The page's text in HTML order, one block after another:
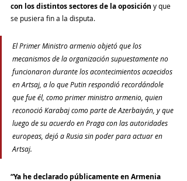
con los distintos sectores de la oposición y que
se pusiera fin a la disputa.
El Primer Ministro armenio objetó que los
mecanismos de la organización supuestamente no
funcionaron durante los acontecimientos acaecidos
en Artsaj, a lo que Putin respondió recordándole
que fue él, como primer ministro armenio, quien
reconoció Karabaj como parte de Azerbaiyán, y que
luego de su acuerdo en Praga con las autoridades
europeas, dejó a Rusia sin poder para actuar en
Artsaj.
“Ya he declarado públicamente en Armenia